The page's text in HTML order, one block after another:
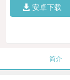
安卓下载
简介